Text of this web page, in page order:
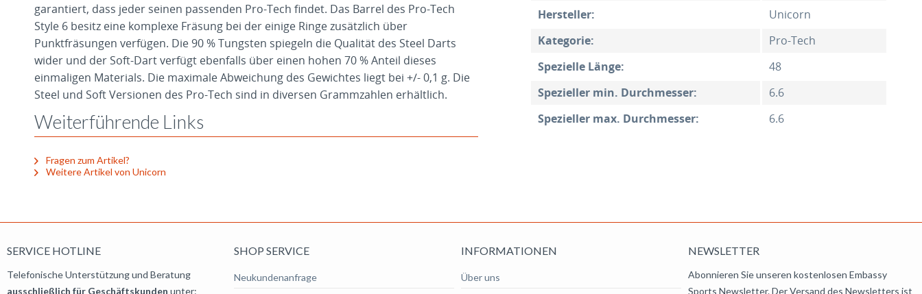
garantiert, dass jeder seinen passenden Pro-Tech findet. Das Barrel des Pro-Tech
Style 6 besitz eine komplexe Fräsung bei der einige Ringe zusätzlich über
Punktfräsungen verfügen. Die 90 % Tungsten spiegeln die Qualität des Steel Darts
wider und der Soft-Dart verfügt ebenfalls über einen hohen 70 % Anteil dieses
einmaligen Materials. Die maximale Abweichung des Gewichtes liegt bei +/- 0,1 g. Die
Steel und Soft Versionen des Pro-Tech sind in diversen Grammzahlen erhältlich.
Weiterführende Links
Fragen zum Artikel?
Weitere Artikel von Unicorn
Hersteller:
Unicorn
Kategorie:
Pro-Tech
Spezielle Länge:
48
Spezieller min. Durchmesser:
6.6
Spezieller max. Durchmesser:
6.6
SERVICE HOTLINE
Telefonische Unterstützung und Beratung
ausschließlich für Geschäftskunden unter:
SHOP SERVICE
Neukundenanfrage
INFORMATIONEN
Über uns
NEWSLETTER
Abonnieren Sie unseren kostenlosen Embassy
Sports Newsletter. Der Versand des Newsletters ist